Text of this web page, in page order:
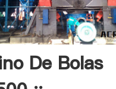
De Bolas